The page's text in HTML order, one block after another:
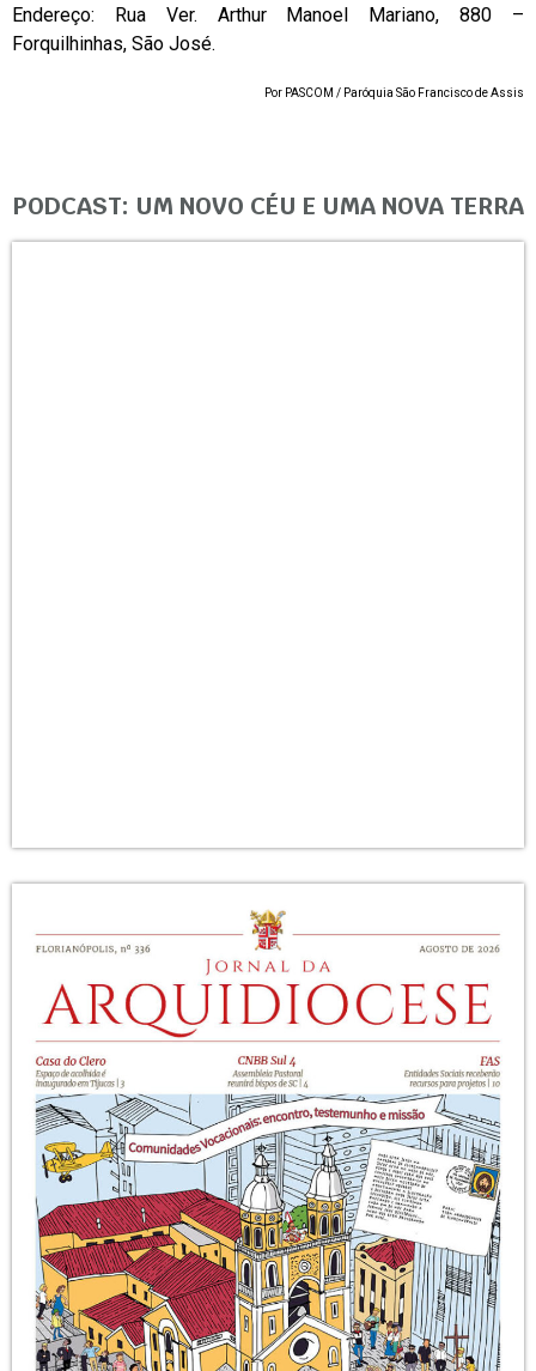
Endereço: Rua Ver. Arthur Manoel Mariano, 880 –
Forquilhinha­s, São José.
Por PASCOM / Paróquia São Francisco de Assis
PODCAST: UM NOVO CÉU E UMA NOVA TERRA